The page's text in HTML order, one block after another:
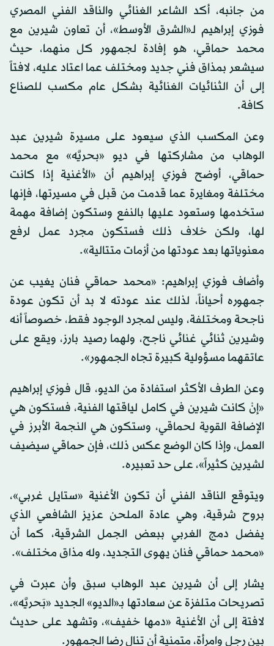
من جانبه، أكد الشاعر الغنائي والناقد الفني المصري
فوزي إبراهيم لـ«الشرق الأوسط»، أن تعاون شيرين مع
محمد حماقي، هو إفادة لجمهور كل منهما، حيث
سيشعر بمذاق فني جديد ومختلف عما اعتاد عليه، لافتاً
إلى أن الثنائيات الغنائية بشكل عام مكسب للصناع
كافة.
وعن المكسب الذي سيعود على مسيرة شيرين عبد
الوهاب من مشاركتها في ديو «بحريَّه» مع محمد
حماقي، أوضح فوزي إبراهيم أن «الأغنية إذا كانت
مختلفة ومغايرة عما قدمت من قبل في مسيرتها، فإنها
ستخدمها وستعود عليها بالنفع وستكون إضافة مهمة
لها، ولكن خلاف ذلك فستكون مجرد عمل لرفع
معنوياتها بعد عودتها من أزمات متتالية».
وأضاف فوزي إبراهيم: «محمد حماقي فنان يغيب عن
جمهوره أحياناً، لذلك عند عودته لا بد أن تكون عودة
ناجحة ومختلفة، وليس لمجرد الوجود فقط، خصوصاً أنه
وشيرين ثنائي غنائي ناجح، ولهما رصيد بارز، ويقع على
عاتقهما مسؤولية كبيرة تجاه الجمهور».
وعن الطرف الأكثر استفادة من الديو، قال فوزي إبراهيم
«إنْ كانت شيرين في كامل لياقتها الفنية، فستكون هي
الإضافة القوية لحماقي، وستكون هي النجمة الأبرز في
العمل، وإذا كان الوضع عكس ذلك، فإن حماقي سيضيف
لشيرين كثيراً»، على حد تعبيره.
ويتوقع الناقد الفني أن تكون الأغنية «ستايل غربي»،
بروح شرقية، وهي عادة الملحن عزيز الشافعي الذي
يفضل دمج الغربي ببعض الجمل الشرقية، كما أن
«محمد حماقي فنان يهوى التجديد، وله مذاق مختلف».
يشار إلى أن شيرين عبد الوهاب سبق وأن عبرت في
تصريحات متلفزة عن سعادتها بـ«الديو» الجديد «بَحريَّه»،
لافتة إلى أن الأغنية «دمها خفيف»، وتشهد على حديث
بين رجل وامرأة، متمنية أن تنال رضا الجمهور.